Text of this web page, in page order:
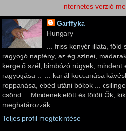
Internetes verzió
Garffyka
Hungary
... friss kenyér illata, föld
ragyogó napfény, az ég színei,
kergető szél, bimbózó rügyek, mindent
ragyogása ... ... kanál koccanása
roppanása, ebéd utáni bókok ...
csönd ... Mindenek előtt és fölött Ők,
meghatározzák.
Teljes profil megtekintése